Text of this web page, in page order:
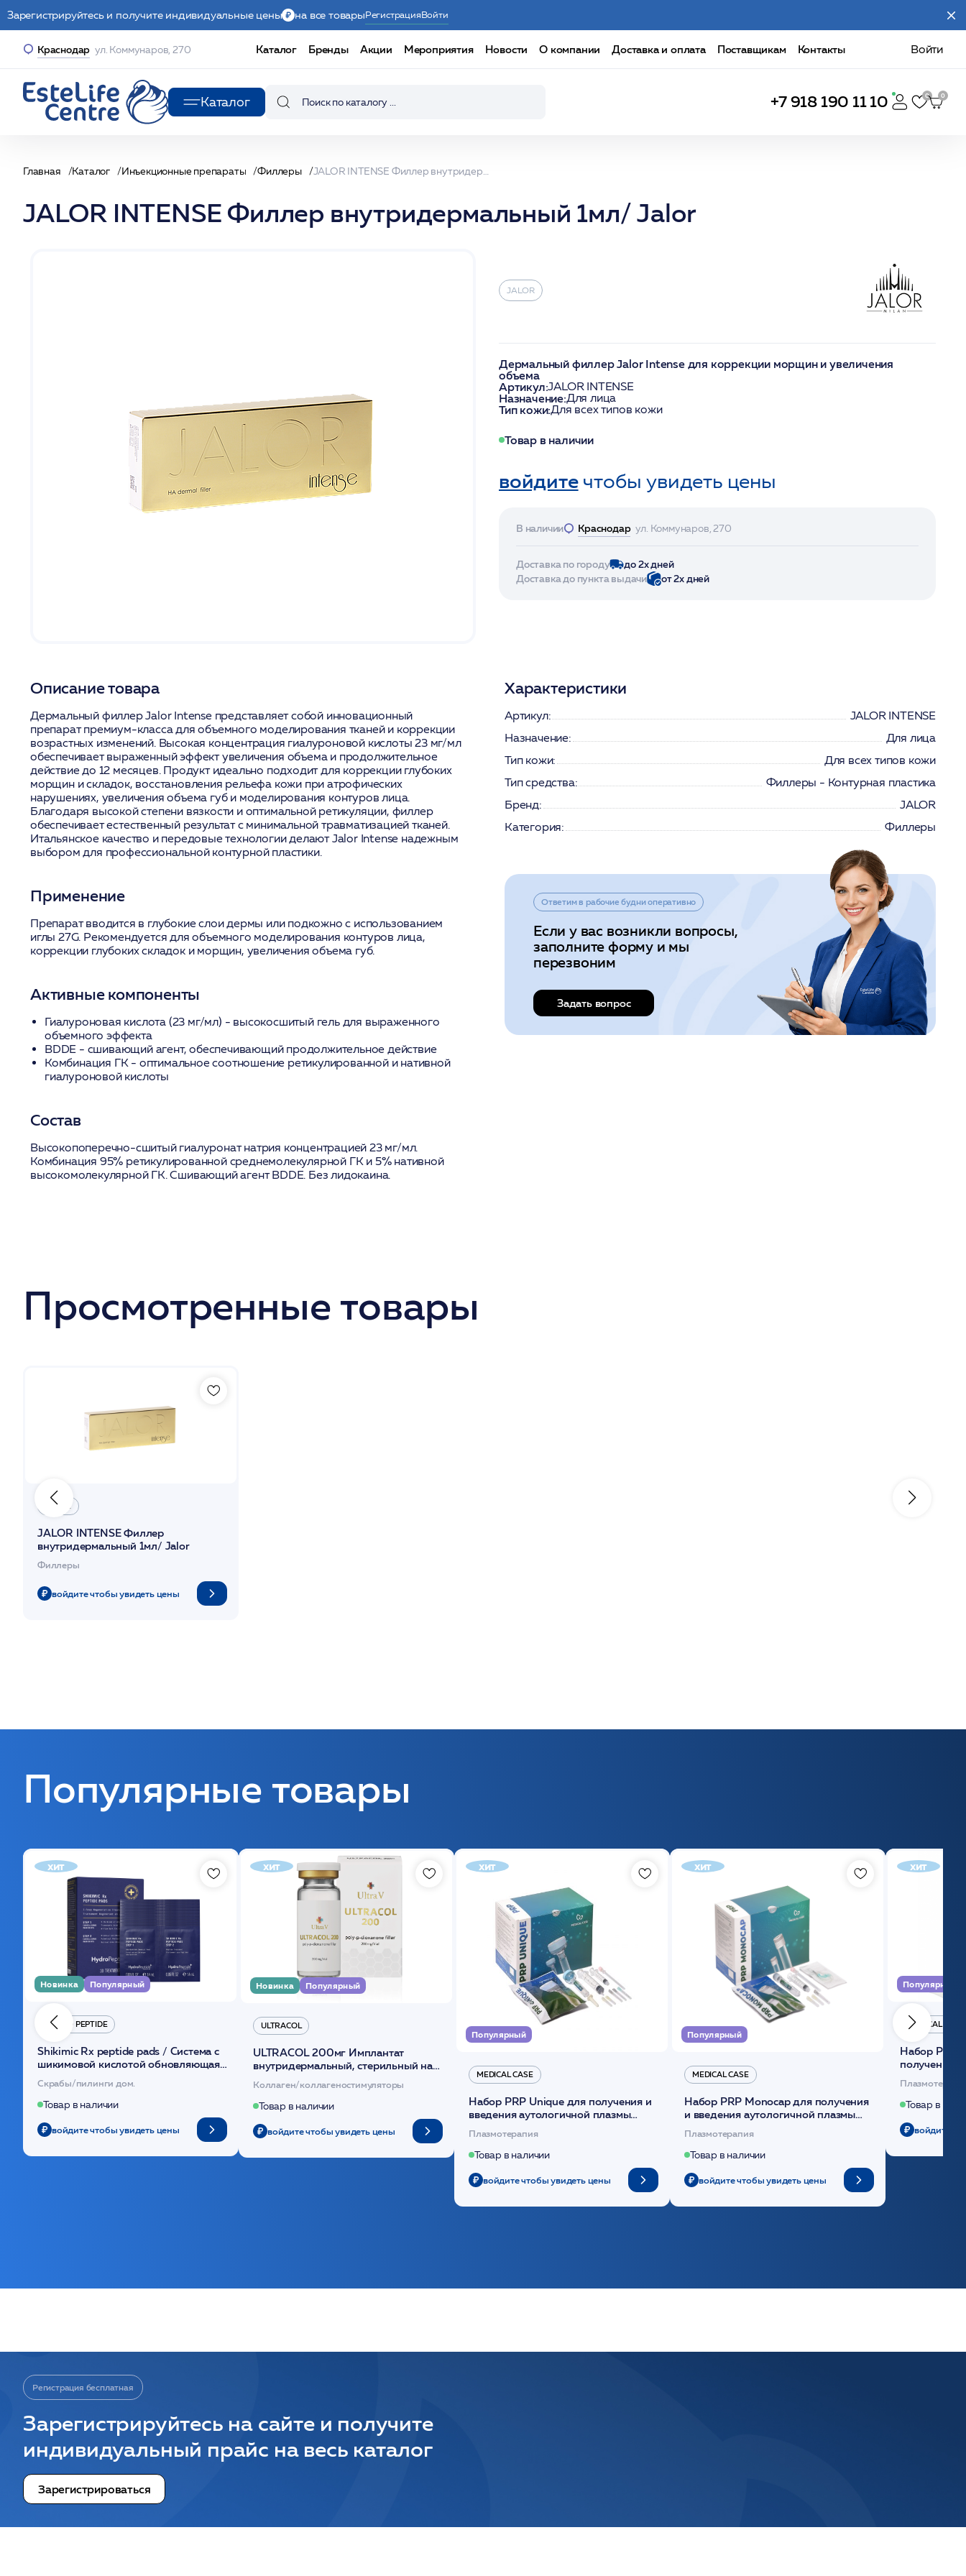
Зарегистрируйтесь и получите индивидуальные цены на все товарыРегистрацияВойти
Краснодар ул. Коммунаров, 270 Каталог Бренды Акции Мероприятия Новости О компании Доставка и оплата Поставщикам Контакты Войти
Каталог +7 918 190 11 10
Главная Каталог Инъекционные препараты Филлеры
JALOR INTENSE Филлер внутридермальный 1мл/ Jalor
JALOR
Дермальный филлер Jalor Intense для коррекции морщин и увеличения
объема
Артикул:JALOR INTENSE
Назначение:Для лица
Тип кожи:Для всех типов кожи
Товар в наличии
войдитечтобы увидеть цены
В наличии Краснодар ул. Коммунаров, 270
Доставка по городу
до 2х дней
Доставка до пункта выдачи
от 2х дней
Описание товара
Дермальный филлер Jalor Intense представляет собой инновационный
препарат премиум-класса для объемного моделирования тканей и коррекции
возрастных изменений. Высокая концентрация гиалуроновой кислоты 23 мг/мл
обеспечивает выраженный эффект увеличения объема и продолжительное
действие до 12 месяцев. Продукт идеально подходит для коррекции глубоких
морщин и складок, восстановления рельефа кожи при атрофических
нарушениях, увеличения объема губ и моделирования контуров лица.
Благодаря высокой степени вязкости и оптимальной ретикуляции, филлер
обеспечивает естественный результат с минимальной травматизацией тканей.
Итальянское качество и передовые технологии делают Jalor Intense надежным
выбором для профессиональной контурной пластики.
Применение
Препарат вводится в глубокие слои дермы или подкожно с использованием
иглы 27G. Рекомендуется для объемного моделирования контуров лица,
коррекции глубоких складок и морщин, увеличения объема губ.
Активные компоненты
Гиалуроновая кислота (23 мг/мл) - высокосшитый гель для выраженного
объемного эффекта
BDDE - сшивающий агент, обеспечивающий продолжительное действие
Комбинация ГК- оптимальное соотношение ретикулированной и нативной
гиалуроновой кислоты
Состав
Высокопоперечно-сшитый гиалуронат натрия концентрацией 23 мг/мл.
Комбинация 95% ретикулированной среднемолекулярной ГК и 5% нативной
высокомолекулярной ГК. Сшивающий агент BDDE. Без лидокаина.
Характеристики
Артикул:
JALOR INTENSE
Назначение:
Для лица
Тип кожи:
Для всех типов кожи
Тип средства:
Филлеры - Контурная пластика
Бренд:
JALOR
Категория:
Филлеры
Ответим в рабочие будни оперативно
Если у вас возникли вопросы,
заполните форму и мы
перезвоним
Задать вопрос
Просмотренные товары
JALOR
JALOR INTENSE Филлер
внутридермальный 1мл/ Jalor
Филлеры
войдите чтобы увидеть цены
Популярные товары
хит
Новинка Популярный
HYDRO PEPTIDE
Shikimic Rx peptide pads / Cистема с
шикимовой кислотой обновляющая
(30шт) /HP
Скрабы/пилинги дом.
Товар в наличии
войдите чтобы увидеть цены
хит
Новинка Популярный
ULTRACOL
ULTRACOL 200мг Имплантат
внутридермальный, стерильный на
основе полидиоксанона /ULTRACOL
Коллаген/коллагеностимуляторы
Товар в наличии
войдите чтобы увидеть цены
хит
Популярный
MEDICAL CASE
Набор PRP Unique для получения и
введения аутологичной плазмы
(саше 1шт)/Medical Case
Плазмотерапия
Товар в наличии
войдите чтобы увидеть цены
хит
Популярный
MEDICAL CASE
Набор PRP Monocap для получения
и введения аутологичной плазмы
(саше 1шт)/Medical Case
Плазмотерапия
Товар в наличии
войдите чтобы увидеть цены
хит
Популярный
MEDICAL CASE
Набор Plasmoactive Стандарт для
получения
плазмы
Товар в
войдите
Регистрация бесплатная
Зарегистрируйтесь на сайте и получите
индивидуальный прайс на весь каталог
Зарегистрироваться